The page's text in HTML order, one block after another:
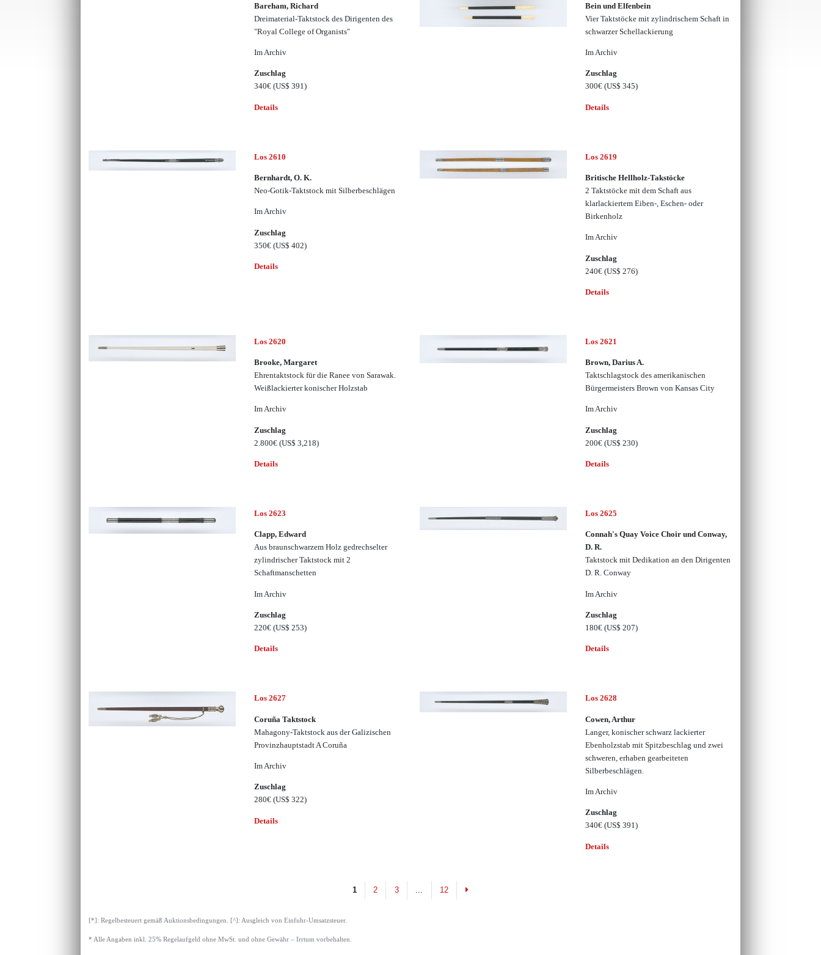
Bareham, Richard
Dreimaterial-Taktstock des Dirigenten des
"Royal College of Organists"
Im Archiv
Zuschlag
340€(US$ 391)
Details
Bein und Elfenbein
Vier Taktstöcke mit zylindrischem Schaft in
schwarzer Schellackierung
Im Archiv
Zuschlag
300€ (US$ 345)
Details
Los 2610
Bernhardt, O. K.
Neo-Gotik-Taktstock mit Silberbeschlägen
Im Archiv
Zuschlag
350€(US$ 402)
Details
Los 2619
Britische Hellholz-Takstöcke
2 Taktstöcke mit dem Schaft aus
klarlackiertem Eiben-, Eschen- oder
Birkenholz
Im Archiv
Zuschlag
240€ (US$ 276)
Details
Los 2620
Brooke, Margaret
Ehrentaktstock für die Ranee von Sarawak.
Weißlackierter konischer Holzstab
Im Archiv
Zuschlag
2.800€(US$ 3,218)
Details
Los 2621
Brown, Darius A.
Taktschlagstock des amerikanischen
Bürgermeisters Brown von Kansas City
Im Archiv
Zuschlag
200€ (US$ 230)
Details
Los 2623
Clapp, Edward
Aus braunschwarzem Holz gedrechselter
zylindrischer Taktstock mit 2
Schaftmanschetten
Im Archiv
Zuschlag
220€(US$ 253)
Details
Los 2625
Connah's Quay Voice Choir und Conway,
D. R.
Taktstock mit Dedikation an den Dirigenten
D. R. Conway
Im Archiv
Zuschlag
180€ (US$ 207)
Details
Los 2627
Coruña Taktstock
Mahagony-Taktstock aus der Galizischen
Provinzhauptstadt A Coruña
Im Archiv
Zuschlag
280€(US$ 322)
Details
Los 2628
Cowen, Arthur
Langer, konischer schwarz lackierter
Ebenholzstab mit Spitzbeschlag und zwei
schweren, erhaben gearbeiteten
Silberbeschlägen.
Im Archiv
Zuschlag
340€ (US$ 391)
Details
1 2 3 ... 12 Next
[*]: Regelbesteuert gemäß Auktionsbedingungen. [^]: Ausgleich von Einfuhr-Umsatzsteuer.
* Alle Angaben inkl. 25% Regelaufgeld ohne MwSt. und ohne Gewähr – Irrtum vorbehalten.